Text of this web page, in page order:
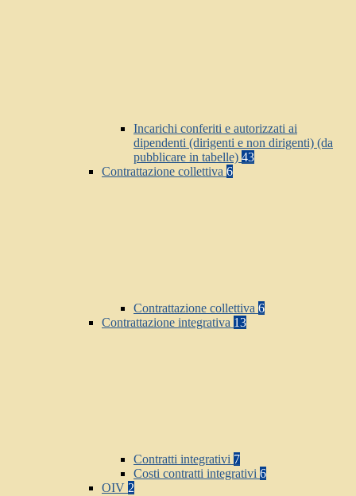
Incarichi conferiti e autorizzati ai
dipendenti (dirigenti e non dirigenti) (da
pubblicare in tabelle) 43
Contrattazione collettiva 6
Contrattazione collettiva 6
Contrattazione integrativa 13
Contratti integrativi 7
Costi contratti integrativi 6
OIV 2